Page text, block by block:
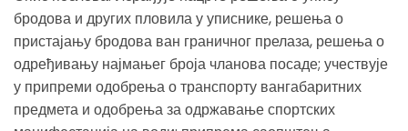
бродова и других пловила у уписнике, решења о
пристајању бродова ван граничног прелаза, решења о
одређивању најмањег броја чланова посаде; учествује
у припреми одобрења о транспорту вангабаритних
предмета и одобрења за одржавање спортских